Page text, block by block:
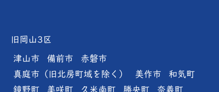
旧岡山3区
津山市 備前市
赤磐市
真庭市（旧北房町域を除く）
美作市
和気町
鏡野町
美咲町 久米南町 勝央町 奈義町